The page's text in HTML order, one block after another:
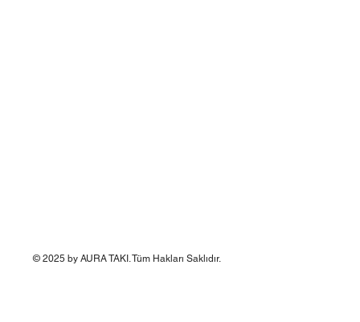
© 2025 by AURA TAKI. Tüm Hakları Saklıdır.